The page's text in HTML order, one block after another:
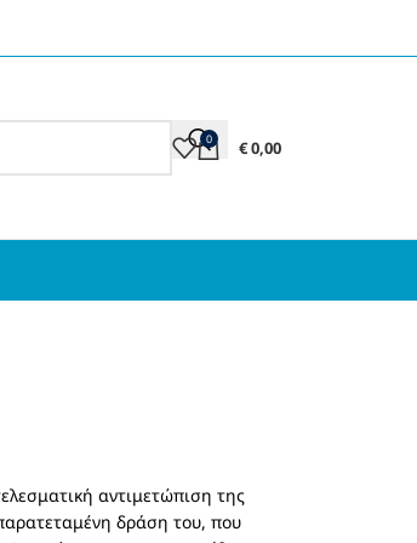
0 €0,00
αντιμετώπιση της
δράση του, που